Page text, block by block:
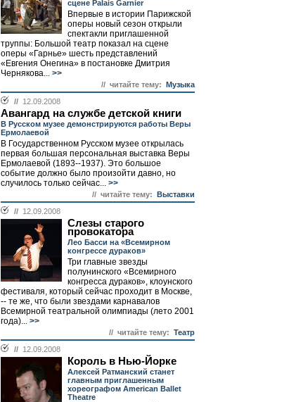
сцене Palais Garnier
Впервые в истории Парижской
оперы новый сезон открыли
спектакли приглашенной
труппы: Большой театр показал на сцене
оперы «Гарнье» шесть представлений
«Евгения Онегина» в постановке Дмитрия
Чернякова... >>
// читайте тему: Музыка
// 12.09.2008
Авангард на службе детской книги
В Русском музее демонстрируются работы Веры
Ермолаевой
В Государственном Русском музее открылась
первая большая персональная выставка Веры
Ермолаевой (1893--1937). Это большое
событие должно было произойти давно, но
случилось только сейчас... >>
// читайте тему: Выставки
// 12.09.2008
Слезы старого
провокатора
Лео Басси на «Всемирном
конгрессе дураков»
Три главные звезды
полунинского «Всемирного
конгресса дураков», клоунского
фестиваля, который сейчас проходит в Москве,
-- те же, что были звездами карнавалов
Всемирной театральной олимпиады (лето 2001
года)... >>
// читайте тему: Театр
// 12.09.2008
Король в Нью-Йорке
Алексей Ратманский станет
главным приглашенным
хореографом American Ballet
Theatre